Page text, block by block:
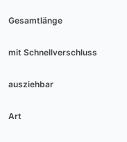
Gesamtlänge
mit Schnellverschluss
ausziehbar
Art